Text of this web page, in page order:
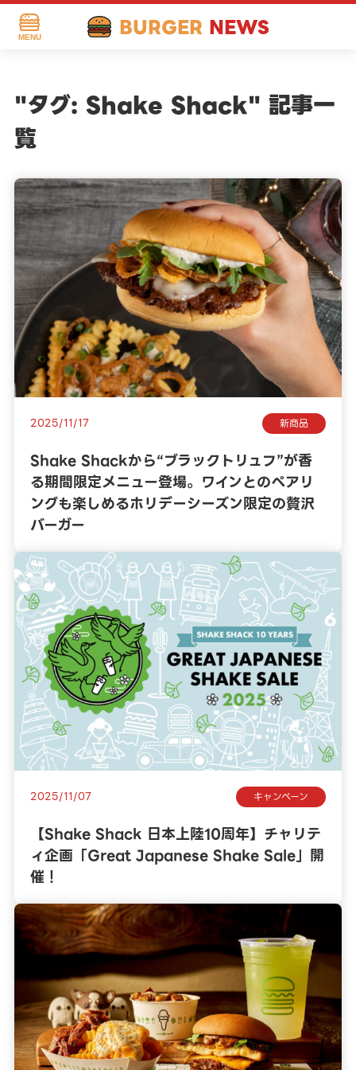
MENU BURGER NEWS
"タグ: Shake Shack" 記事一
覧
2025/11/17 新商品
Shake Shackから“ブラックトリュフ”が香
る期間限定メニュー登場。ワインとのペアリ
ングも楽しめるホリデーシーズン限定の贅沢
バーガー
2025/11/07 キャンペーン
【Shake Shack 日本上陸10周年】チャリテ
ィ企画「Great Japanese Shake Sale」開
催！